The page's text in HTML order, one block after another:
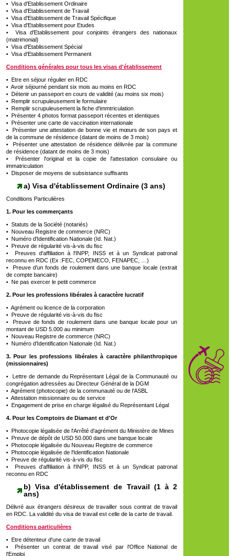
• Visa d'Etablissement Ordinaire
• Visa d'Etablissement de Travail
• Visa d'Etablissement de Travail Spécifique
• Visa d'Etablissement pour Etudes
• Visa d'Etablissement pour conjoints étrangers des nationaux
(matrimonial)
• Visa d'Etablissement Spécial
• Visa d'Etablissement Permanent
Conditions générales pour tous les visas d'établissement
• Etre en séjour régulier en RDC
• Avoir séjourné pendant six mois au moins en RDC
• Détenir un passeport en cours de validité (au moins six mois)
• Remplir scrupuleusement le formulaire
• Remplir scrupuleusement la fiche d'immtriculation
• Présenter 4 photos format passeport récentes et identiques
• Présenter une carte de vaccination internationale
• Présenter une attestation de bonne vie et mœurs de son pays et
de la commune de résidence (datant de moins de 3 mois)
• Présenter une attestation de résidence délivrée par la commune
de résidence (datant de moins de 3 mois)
• Présenter l'original et la copie de l'attestation consulaire ou
immatriculation
• Disposer de moyens de subsistance suffisants
a) Visa d'établissement Ordinaire (3 ans)
Conditions Particulières
1. Pour les commerçants
• Statuts de la Société (notariés)
• Nouveau Registre de commerce (NRC)
• Numéro d'Identification Nationale (Id. Nat.)
• Preuve de régularité vis-à-vis du fisc
• Preuves d'affiliation à l'INPP, INSS et à un Syndicat patronal
reconnu en RDC (Ex :FEC, COPEMECO, FENAPEC, …)
• Preuve d'un fonds de roulement dans une banque locale (extrait
de compte bancaire)
• Ne pas exercer le petit commerce
2. Pour les professions libérales à caractère lucratif
• Agrément ou licence de la corporation
• Preuve de régularité vis-à-vis du fisc
• Preuve de fonds de roulement dans une banque locale pour un
montant de USD 5.000 au minimum
• Nouveau Registre de commerce (NRC)
• Numéro d'Identification Nationale (Id. Nat.)
3. Pour les professions libérales à caractère philanthropique
(missionnaires)
• Lettre de demande du Représentant Légal de la Communauté ou
congrégation adressées au Directeur Général de la DGM
• Agrément (photocopie) de la communauté ou de l'ASBL
• Attestation missionnaire ou de service
• Engagement de prise en charge légalisé du Représentant Légal
4. Pour les Comptoirs de Diamant et d'Or
• Photocopie légalisée de l'Arrêté d'agrément du Ministère de Mines
• Preuve de dépôt de USD 50.000 dans une banque locale
• Photocopie légalisée du Nouveau Registre de commerce
• Photocopie légalisée de l'Identification Nationale
• Preuve de régularité vis-à-vis du fisc
• Preuves d'affiliation à l'INPP, INSS et à un Syndicat patronal
reconnu en RDC
b) Visa d'établissement de Travail (1 à 2
ans)
Délivré aux étrangers désireux de travailler sous contrat de travail
en RDC. La validité du visa de travail est celle de la carte de travail.
Conditions particulières
• Etre détenteur d'une carte de travail
• Présenter un contrat de travail visé par l'Office National de
l'Emploi